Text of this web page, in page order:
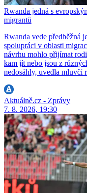
Rwanda jedná s
migrantů
Rwanda vede předběžná
spolupráci v oblasti
návrhu mohlo přijímat
kam jít nebo jsou z
nedosáhly, uvedla mluvčí
Aktuálně.cz - Zprávy
7. 8. 2026, 19:30